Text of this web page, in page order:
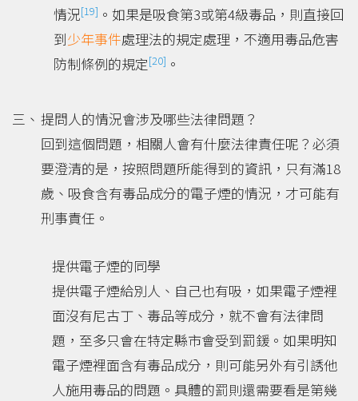
情況[19] 。如果是吸食第3或第4級毒品，則直接回
到少年事件處理法的規定處理，不適用毒品危害
防制條例的規定[20] 。
提問人的情況會涉及哪些法律問題？
回到這個問題，相關人會有什麼法律責任呢？必須
要澄清的是，按照問題所能得到的資訊，只有滿18
歲、吸食含有毒品成分的電子煙的情況，才可能有
刑事責任。
提供電子煙的同學
提供電子煙給別人、自己也有吸，如果電子煙裡
面沒有尼古丁、毒品等成分，就不會有法律問
題，至多只會在特定縣市會受到罰鍰。如果明知
電子煙裡面含有毒品成分，則可能另外有引誘他
人施用毒品的問題。具體的罰則還需要看是第幾